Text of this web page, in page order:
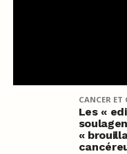
CANCER ET
Les «
«